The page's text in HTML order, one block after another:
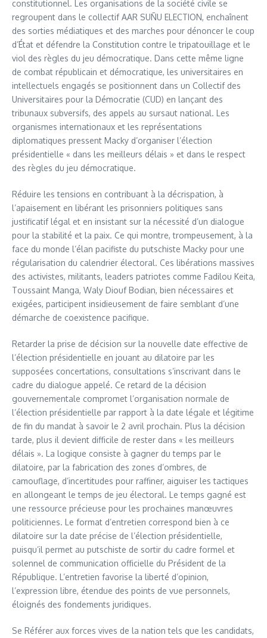
constitutionnel. Les organisations de la société civile se
regroupent dans le collectif AAR SUÑU ELECTION, enchaînent
des sorties médiatiques et des marches pour dénoncer le coup
d’État et défendre la Constitution contre le tripatouillage et le
viol des règles du jeu démocratique. Dans cette même ligne
de combat républicain et démocratique, les universitaires en
intellectuels engagés se positionnent dans un Collectif des
Universitaires pour la Démocratie (CUD) en lançant des
tribunaux subversifs, des appels au sursaut national. Les
organismes internationaux et les représentations
diplomatiques pressent Macky d’organiser l’élection
présidentielle « dans les meilleurs délais » et dans le respect
des règles du jeu démocratique.
Réduire les tensions en contribuant à la décrispation, à
l’apaisement en libérant les prisonniers politiques sans
justificatif légal et en insistant sur la nécessité d’un dialogue
pour la stabilité et la paix. Ce qui montre, trompeusement, à la
face du monde l’élan pacifiste du putschiste Macky pour une
régularisation du calendrier électoral. Ces libérations massives
des activistes, militants, leaders patriotes comme Fadilou Keita,
Toussaint Manga, Waly Diouf Bodian, bien nécessaires et
exigées, participent insidieusement de faire semblant d’une
démarche de coexistence pacifique.
Retarder la prise de décision sur la nouvelle date effective de
l’élection présidentielle en jouant au dilatoire par les
supposées concertations, consultations s’inscrivant dans le
cadre du dialogue appelé. Ce retard de la décision
gouvernementale compromet l’organisation normale de
l’élection présidentielle par rapport à la date légale et légitime
de fin du mandat à savoir le 2 avril prochain. Plus la décision
tarde, plus il devient difficile de rester dans « les meilleurs
délais ». La logique consiste à gagner du temps par le
dilatoire, par la fabrication des zones d’ombres, de
camouflage, d’incertitudes pour raffiner, aiguiser les tactiques
en allongeant le temps de jeu électoral. Le temps gagné est
une ressource précieuse pour les prochaines manœuvres
politiciennes. Le format d’entretien correspond bien à ce
dilatoire sur la date précise de l’élection présidentielle,
puisqu’il permet au putschiste de sortir du cadre formel et
solennel de communication officielle du Président de la
République. L’entretien favorise la liberté d’opinion,
l’expression libre, étendue des points de vue personnels,
éloignés des fondements juridiques.
Se Référer aux forces vives de la nation tels que les candidats,